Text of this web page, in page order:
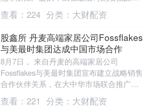
扑，但仍未能创造奇迹，以95：102惜败
对手，本赛....
查看： 224 分类： 大财配资
股鑫所 丹麦高端家居公司Fossflakes
与美最时集团达成中国市场合作
8月7日， 来自丹麦的高端家居公司
Fossflakes与美最时集团宣布建立战略销售
合作伙伴关系，在大中华市场联合推广其
旗下的高端家居品牌Nordic Sleep....
查看： 221 分类： 大财配资